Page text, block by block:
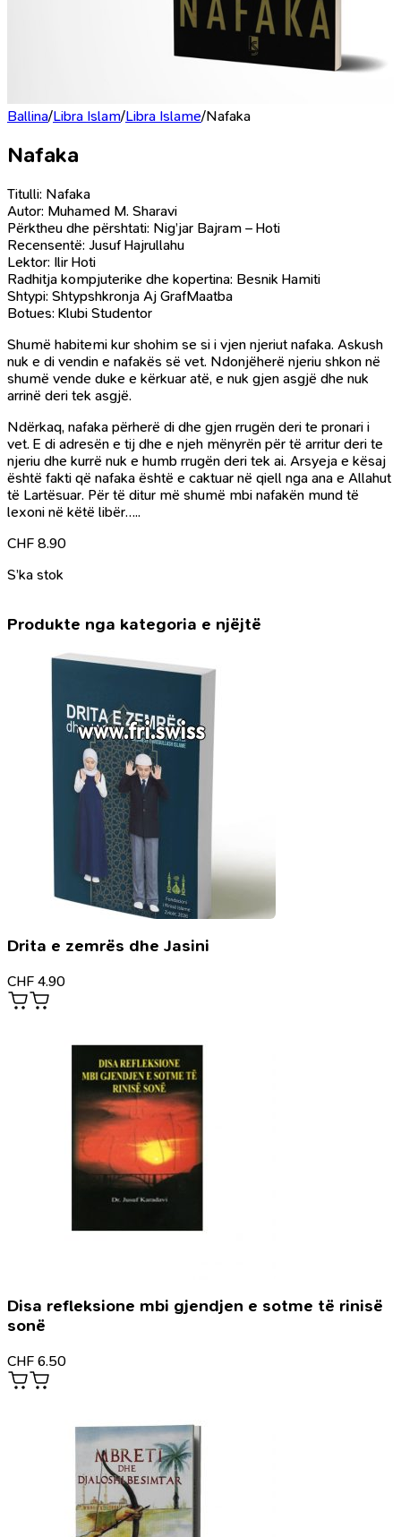
Ballina/Libra Islam/Libra Islame/Nafaka
Nafaka
Titulli: Nafaka
Autor: Muhamed M. Sharavi
Përktheu dhe përshtati: Nig’jar Bajram – Hoti
Recensentë: Jusuf Hajrullahu
Lektor: Ilir Hoti
Radhitja kompjuterike dhe kopertina: Besnik Hamiti
Shtypi: Shtypshkronja Aj GrafMaatba
Botues: Klubi Studentor
Shumë habitemi kur shohim se si i vjen njeriut nafaka. Askush
nuk e di vendin e nafakës së vet. Ndonjëherë njeriu shkon në
shumë vende duke e kërkuar atë, e nuk gjen asgjë dhe nuk
arrinë deri tek asgjë.
Ndërkaq, nafaka përherë di dhe gjen rrugën deri te pronari i
vet. E di adresën e tij dhe e njeh mënyrën për të arritur deri te
njeriu dhe kurrë nuk e humb rrugën deri tek ai. Arsyeja e kësaj
është fakti që nafaka është e caktuar në qiell nga ana e Allahut
të Lartësuar. Për të ditur më shumë mbi nafakën mund të
lexoni në këtë libër…..
CHF 8.90
S’ka stok
Produkte nga kategoria e njëjtë
Drita e zemrës dhe Jasini
CHF 4.90
Disa refleksione mbi gjendjen e sotme të rinisë
sonë
CHF 6.50